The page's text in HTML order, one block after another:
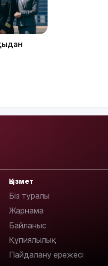
Қызмет
Біз туралы
Жарнама
Байланыс
Құпиялылық
Пайдалану ережесі